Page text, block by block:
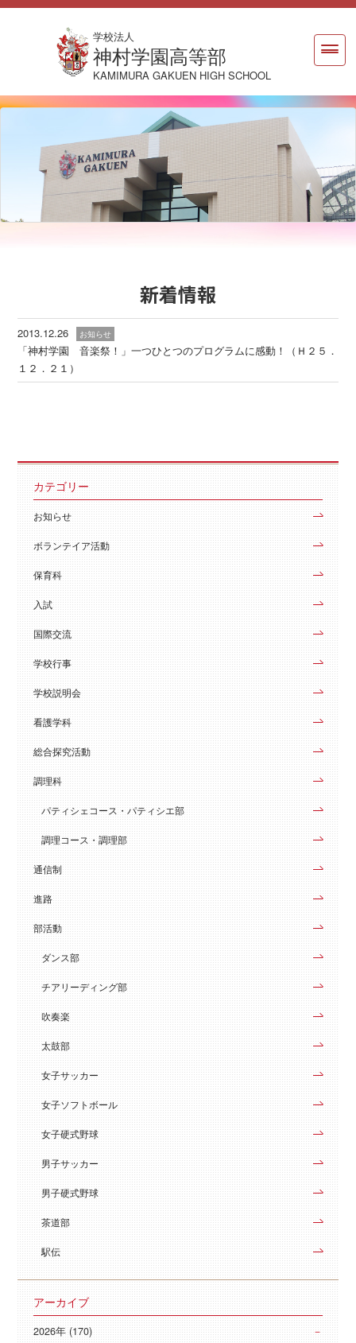
学校法人
神村学園高等部
KAMIMURA GAKUEN HIGH SCHOOL
新着情報
2013.12.26 お知らせ
「神村学園 音楽祭！」一つひとつのプログラムに感動！（Ｈ２５．
１２．２１）
カテゴリー
お知らせ
ボランテイア活動
保育科
入試
国際交流
学校行事
学校説明会
看護学科
総合探究活動
調理科
パティシェコース・パティシエ部
調理コース・調理部
通信制
進路
部活動
ダンス部
チアリーディング部
吹奏楽
太鼓部
女子サッカー
女子ソフトボール
女子硬式野球
男子サッカー
男子硬式野球
茶道部
駅伝
アーカイブ
2026年 (170)